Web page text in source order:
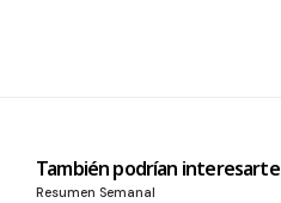
También podrían interesarte
Resumen Semanal